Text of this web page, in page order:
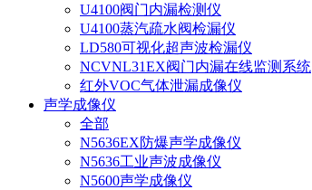
U4100阀门内漏检测仪
U4100蒸汽疏水阀检漏仪
LD580可视化超声波检漏仪
NCVNL31EX阀门内漏在线监测系统
红外VOC气体泄漏成像仪
声学成像仪
全部
N5636EX防爆声学成像仪
N5636工业声波成像仪
N5600声学成像仪